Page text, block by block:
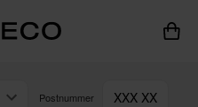
Postnummer XXX XX